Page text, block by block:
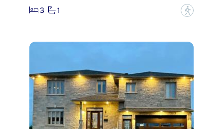
3
1 ?